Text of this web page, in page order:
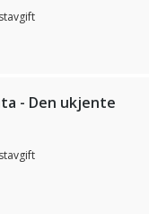
- Den ukjente